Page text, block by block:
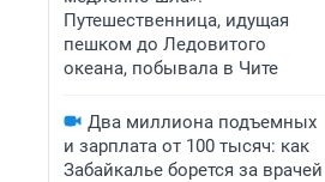
Путешественница, идущая
пешком до Ледовитого
океана, побывала в Чите
Два миллиона подъемных
и зарплата от 100 тысяч: как
Забайкалье борется за врачей